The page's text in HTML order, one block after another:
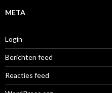
META
Login
Berichten feed
Reacties feed